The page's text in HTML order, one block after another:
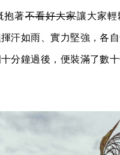
抱著不看好大家讓大家輕
汗如雨、實力堅強，各
分鐘過後，便裝滿了數